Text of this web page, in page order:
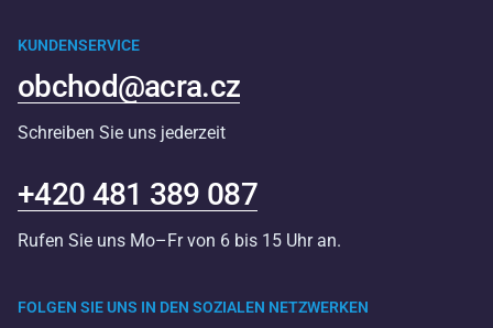
FOLGEN SIE UNS IN DEN SOZIALEN NETZWERKEN
KUNDENSERVICE
obchod@acra.cz
Schreiben Sie uns jederzeit
+420 481 389 087
Rufen Sie uns Mo–Fr von 6 bis 15 Uhr an.